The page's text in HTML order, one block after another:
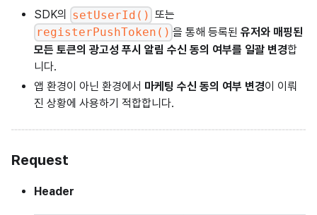
SDK의 setUserId() 또는
registerPushToken() 을 통해 등록된유저와 매핑된
모든 토큰의 광고성 푸시 알림 수신 동의 여부를 일괄 변경합
니다.
앱 환경이 아닌 환경에서 마케팅 수신 동의 여부 변경이 이뤄
진 상황에 사용하기 적합합니다.
Request
Header